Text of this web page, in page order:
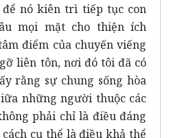
nó kiên trì tiếp tục con
mọi mặt cho thiện ích
điểm của chuyến viếng
liên tôn, nơi đó tôi đã có
rằng sự chung sống hòa
những người thuộc các
phải chỉ là điều đáng
cụ thể là điều khả thể